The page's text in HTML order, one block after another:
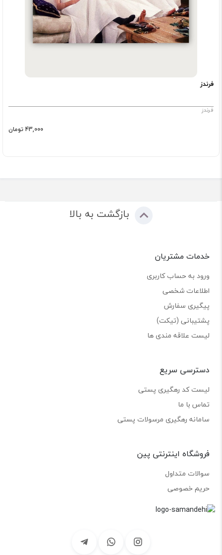
فرندز
فرندز
43,000 تومان
بازگشت به بالا
خدمات مشتریان
ورود به حساب کاربری
اطلاعات شخصی
پیگیری سفارش
پشتیبانی (تیکت)
لیست علاقه مندی ها
دسترسی سریع
لیست کد رهگیری پستی
تماس با ما
سامانه رهگیری مرسولات پستی
فروشگاه اینترنتی پین
سوالات متداول
حریم خصوصی